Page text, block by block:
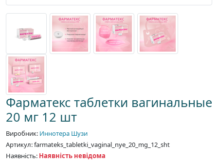
Фарматекс таблетки вагинальные
20 мг 12 шт
Виробник: Иннотера Шузи
Артикул: farmateks_tabletki_vaginal_nye_20_mg_12_sht
Наявність: Наявність невідома